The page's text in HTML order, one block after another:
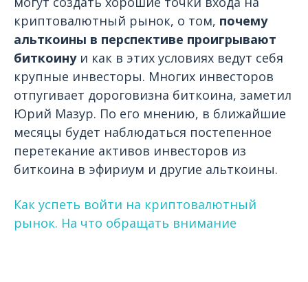
криптовалютный рынок, о том, почему
альткоины в перспективе проигрывают
биткоинуи как в этих условиях ведут себя
крупные инвесторы. Многих инвесторов
отпугивает дороговизна биткоина, заметил
Юрий Мазур. По его мнению, в ближайшие
месяцы будет наблюдаться постепенное
перетекание активов инвесторов из
биткоина в эфириум и другие альткоины.
Как успеть войти на криптовалютный
рынок. На что обращать внимание